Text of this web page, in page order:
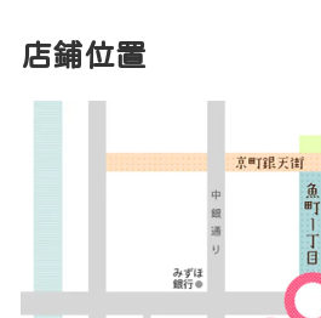
店鋪位置